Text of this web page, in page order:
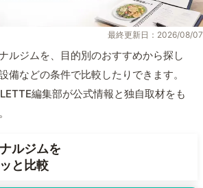
最終更新日：2026/08/07
ルジムを、目的別のおすすめから探し
備などの条件で比較したりできます。
編集部が公式情報と独自取材をも
ルジムを
と比較